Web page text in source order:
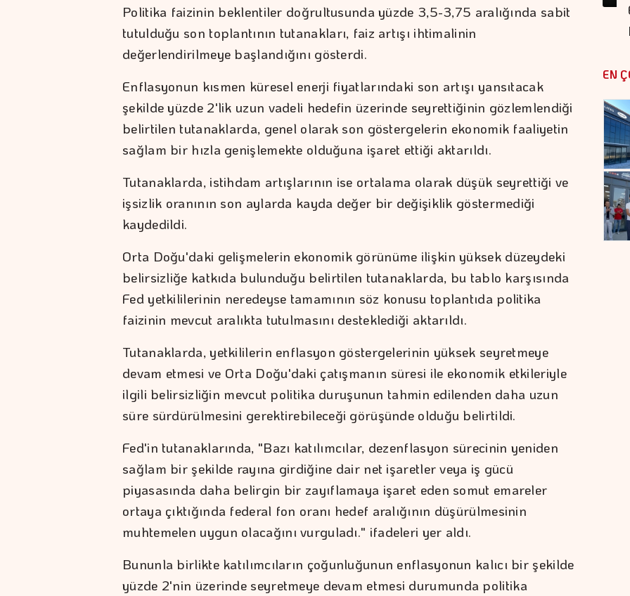
Politika faizinin beklentiler doğrultusunda yüzde 3,5-3,75 aralığında sabit
tutulduğu son toplantının tutanakları, faiz artışı ihtimalinin
değerlendirilmeye başlandığını gösterdi.
Enflasyonun kısmen küresel enerji fiyatlarındaki son artışı yansıtacak
şekilde yüzde 2'lik uzun vadeli hedefin üzerinde seyrettiğinin gözlemlendiği
belirtilen tutanaklarda, genel olarak son göstergelerin ekonomik faaliyetin
sağlam bir hızla genişlemekte olduğuna işaret ettiği aktarıldı.
Tutanaklarda, istihdam artışlarının ise ortalama olarak düşük seyrettiği ve
işsizlik oranının son aylarda kayda değer bir değişiklik göstermediği
kaydedildi.
Orta Doğu'daki gelişmelerin ekonomik görünüme ilişkin yüksek düzeydeki
belirsizliğe katkıda bulunduğu belirtilen tutanaklarda, bu tablo karşısında
Fed yetkililerinin neredeyse tamamının söz konusu toplantıda politika
faizinin mevcut aralıkta tutulmasını desteklediği aktarıldı.
Tutanaklarda, yetkililerin enflasyon göstergelerinin yüksek seyretmeye
devam etmesi ve Orta Doğu'daki çatışmanın süresi ile ekonomik etkileriyle
ilgili belirsizliğin mevcut politika duruşunun tahmin edilenden daha uzun
süre sürdürülmesini gerektirebileceği görüşünde olduğu belirtildi.
Fed'in tutanaklarında, "Bazı katılımcılar, dezenflasyon sürecinin yeniden
sağlam bir şekilde rayına girdiğine dair net işaretler veya iş gücü
piyasasında daha belirgin bir zayıflamaya işaret eden somut emareler
ortaya çıktığında federal fon oranı hedef aralığının düşürülmesinin
muhtemelen uygun olacağını vurguladı." ifadeleri yer aldı.
Bununla birlikte katılımcıların çoğunluğunun enflasyonun kalıcı bir şekilde
yüzde 2'nin üzerinde seyretmeye devam etmesi durumunda politika
EN